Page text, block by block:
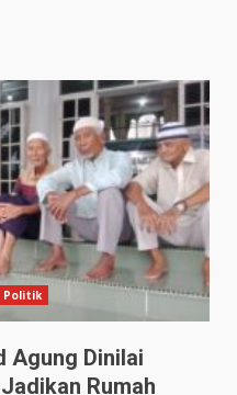
Politik
Agung Dinilai
Rumah